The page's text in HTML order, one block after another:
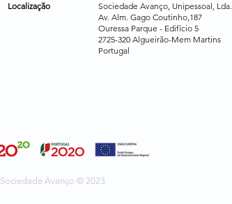
Localização
Sociedade Avanço, Unipessoal, Lda.
Av. Alm. Gago Coutinho,187
Ouressa Parque - Edifício 5
2725-320 Algueirão-Mem Martins
Portugal
Sociedade Avanço © 2023